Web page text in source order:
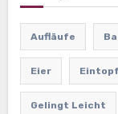
Aufläufe
Eier Eintopf
Gelingt Leicht